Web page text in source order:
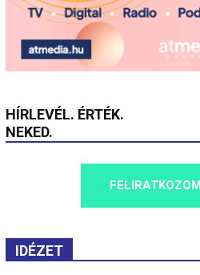
HÍRLEVÉL. ÉRTÉK.
NEKED.
FELIRATKOZOM
IDÉZET